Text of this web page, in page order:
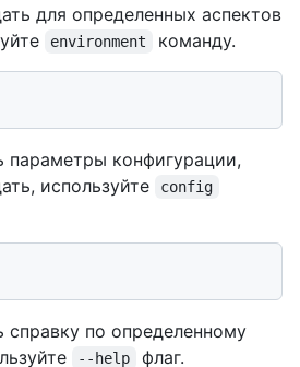
для определенных аспектов
environment команду.
параметры конфигурации,
используйте
config
по определенному
--help флаг.